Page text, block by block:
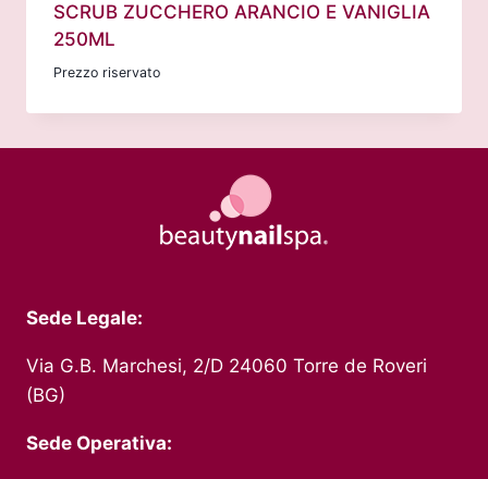
SCRUB ZUCCHERO ARANCIO E VANIGLIA
250ML
Prezzo riservato
Sede Legale:
Via G.B. Marchesi, 2/D 24060 Torre de Roveri
(BG)
Sede Operativa: